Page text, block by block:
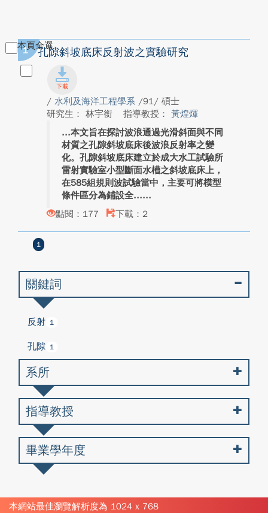
本頁全選
1 孔隙斜坡底床反射波之實驗研究
/ 水利及海洋工程學系 /91/ 碩士
研究生： 林宇銜
指導教授： 黃煌煇
本文旨在探討波浪通過光滑斜面與不同
材質之孔隙斜坡底床後波浪反射率之變
化。孔隙斜坡底床建立於成大水工試驗所
雷射實驗室小型斷面水槽之斜坡底床上，
在585組規則波試驗當中，主要可將模型
條件區分為鋪設全...
點閱：177
下載：2
1
關鍵詞
反射 1
孔隙 1
系所
指導教授
畢業學年度
本網站最佳瀏覽解析度為 1024 x 768